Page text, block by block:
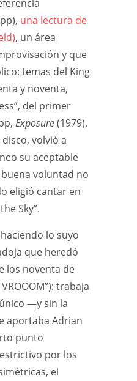
una lectura de
, un área
y que
temas del King
y noventa,
del primer
Exposure(1979).
volvió a
su aceptable
voluntad no
eligió cantar en
Sky”.
lo suyo
que heredó
los noventa de
trabaja
—y sin la
aportaba Adrian
punto
por los
el